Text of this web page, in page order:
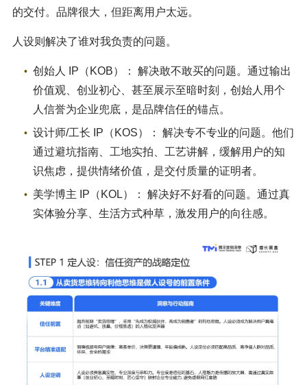
的交付。品牌很大，但距离用户太远。
人设则解决了谁对我负责的问题。
创始人 IP（KOB）： 解决敢不敢买的问题。通过输出
价值观、创业初心、甚至展示至暗时刻，创始人用个
人信誉为企业兜底，是品牌信任的锚点。
设计师/工长 IP（KOS）： 解决专不专业的问题。他们
通过避坑指南、工地实拍、工艺讲解，缓解用户的知
识焦虑，提供情绪价值，是交付质量的证明者。
美学博主 IP（KOL）： 解决好不好看的问题。通过真
实体验分享、生活方式种草，激发用户的向往感。